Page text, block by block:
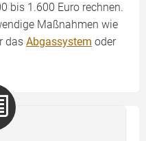
bis 1.600 Euro rechnen.
Maßnahmen wie
das Abgassystem oder